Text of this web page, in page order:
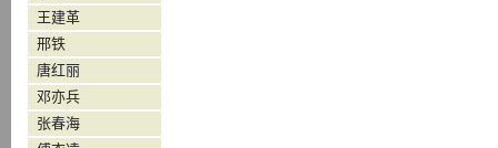
王建革
邢铁
唐红丽
邓亦兵
张春海